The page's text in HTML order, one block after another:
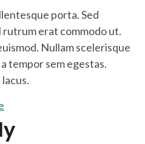
porta. Sed
erat commodo ut.
Nullam scelerisque
tempor sem egestas.